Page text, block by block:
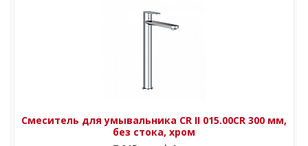
Смеситель для умывальника CR II 015.00CR 300 мм,
без стока, хром